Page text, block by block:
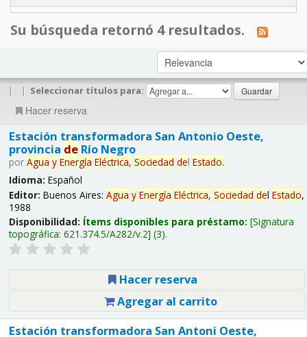
Su búsqueda retornó 4 resultados.
| | Seleccionar títulos para:
Hacer reserva
Estación transformadora San Antonio Oeste,
provincia deRío Negro
por Agua y Energía Eléctrica, Sociedad del Estado.
Idioma: Español
Editor: Buenos Aires: Agua y Energía Eléctrica, Sociedad del Estado,
1988
Disponibilidad: Ítems disponibles para préstamo: Signatura
topográfica: 621.374.5/A282/v.2 (3).
Hacer reserva
Agregar al carrito
Estación transformadora San Antoni Oeste,